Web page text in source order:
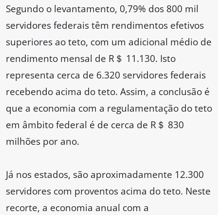
Segundo o levantamento, 0,79% dos 800 mil
servidores federais têm rendimentos efetivos
superiores ao teto, com um adicional médio de
rendimento mensal de R＄ 11.130. Isto
representa cerca de 6.320 servidores federais
recebendo acima do teto. Assim, a conclusão é
que a economia com a regulamentação do teto
em âmbito federal é de cerca de R＄ 830
milhões por ano.
Já nos estados, são aproximadamente 12.300
servidores com proventos acima do teto. Neste
recorte, a economia anual com a